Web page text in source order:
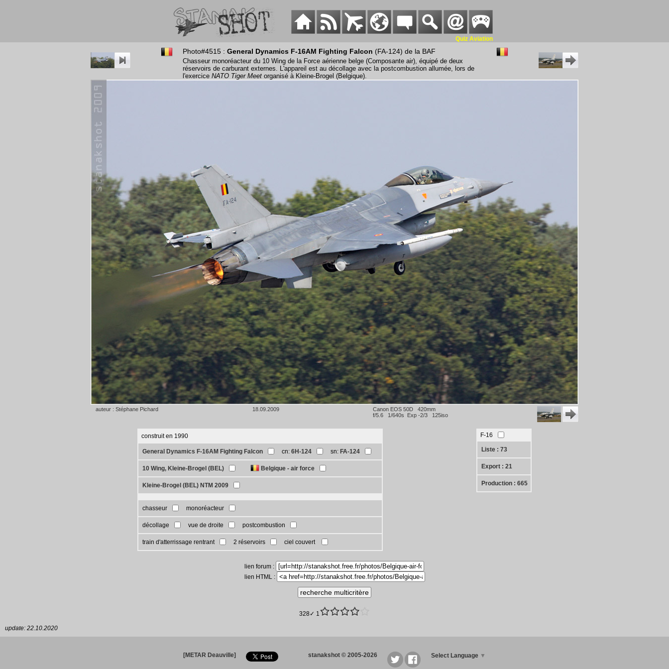
Quiz Aviation
Photo#4515 : General Dynamics F-16AM Fighting Falcon (FA-124) de la BAF
Chasseur monoréacteur du 10 Wing de la Force aérienne belge (Composante air), équipé de deux
réservoirs de carburant externes. L'appareil est au décollage avec la postcombustion allumée, lors de
l'exercice NATO Tiger Meet organisé à Kleine-Brogel (Belgique).
auteur : Stéphane Pichard 18.09.2009
Canon EOS 50D 420mm
f/5.6 1/640s Exp -2/3 125iso
construit en 1990
General Dynamics F-16AM Fighting Falcon cn: 6H-124 sn: FA-124
10 Wing, Kleine-Brogel (BEL) Belgique - air force
Kleine-Brogel (BEL) NTM 2009
chasseur monoréacteur
décollage vue de droite postcombustion
train d'atterrissage rentrant 2 réservoirs ciel couvert
F-16
Liste : 73
Export : 21
Production : 665
lien forum :
lien HTML :
328✓ 1
update: 22.10.2020
[METAR Deauville] stanakshot © 2005-2026 Select Language ▼